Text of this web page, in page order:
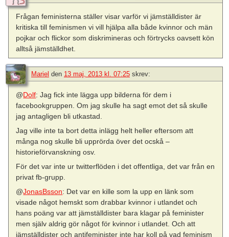
Frågan feministerna ställer visar varför vi jämställdister är
kritiska till feminismen vi vill hjälpa alla både kvinnor och män
pojkar och flickor som diskrimineras och förtrycks oavsett kön
alltså jämställdhet.
Mariel den 13 maj, 2013 kl. 07:25 skrev:
@Dolf: Jag fick inte lägga upp bilderna för dem i
facebookgruppen. Om jag skulle ha sagt emot det så skulle
jag antagligen bli utkastad.
Jag ville inte ta bort detta inlägg helt heller eftersom att
många nog skulle bli upprörda över det ocskå –
historieförvanskning osv.
För det var inte ur twitterflöden i det offentliga, det var från en
privat fb-grupp.
@JonasBsson: Det var en kille som la upp en länk som
visade något hemskt som drabbar kvinnor i utlandet och
hans poäng var att jämställdister bara klagar på feminister
men själv aldrig gör något för kvinnor i utlandet. Och att
jämställdister och antifeminister inte har koll på vad feminism